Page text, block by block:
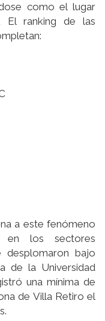
como el lugar
El ranking de las
a este fenómeno
en los sectores
desplomaron bajo
de la Universidad
una mínima de
de Villa Retiro el